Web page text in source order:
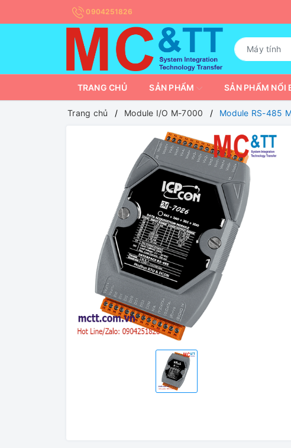
0904251826
TRANG CHỦ SẢN PHẨM SẢN PHẨM NỔI
Trang chủ Module I/O M-7000 Module RS-485